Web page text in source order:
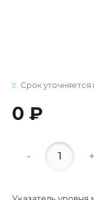
Срок уточняется
0 ₽
- +